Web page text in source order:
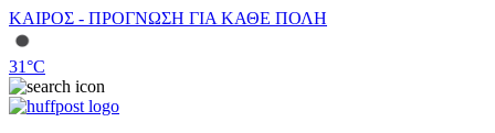
ΚΑΙΡΟΣ - ΠΡΟΓΝΩΣΗ ΓΙΑ ΚΑΘΕ ΠΟΛΗ
31°C